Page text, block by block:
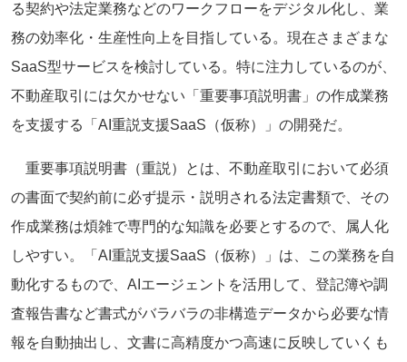
る契約や法定業務などのワークフローをデジタル化し、業
務の効率化・生産性向上を目指している。現在さまざまな
SaaS型サービスを検討している。特に注力しているのが、
不動産取引には欠かせない「重要事項説明書」の作成業務
を支援する「AI重説支援SaaS（仮称）」の開発だ。
重要事項説明書（重説）とは、不動産取引において必須
の書面で契約前に必ず提示・説明される法定書類で、その
作成業務は煩雑で専門的な知識を必要とするので、属人化
しやすい。「AI重説支援SaaS（仮称）」は、この業務を自
動化するもので、AIエージェントを活用して、登記簿や調
査報告書など書式がバラバラの非構造データから必要な情
報を自動抽出し、文書に高精度かつ高速に反映していくも